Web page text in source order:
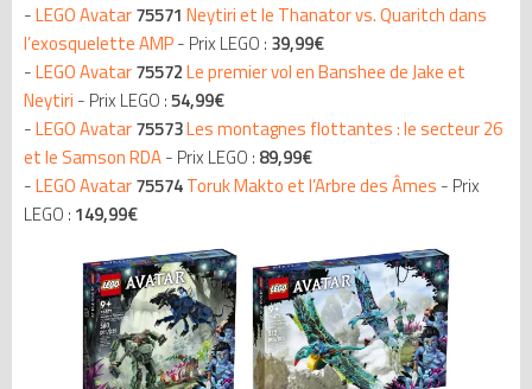
-LEGO Avatar75571 Neytiri et le Thanator vs. Quaritch dans
l’exosquelette AMP- Prix LEGO : 39,99€
-LEGO Avatar75572Le premier vol en Banshee de Jake et
Neytiri - Prix LEGO :54,99€
-LEGO Avatar75573Les montagnes flottantes : le secteur 26
et le Samson RDA- Prix LEGO : 89,99€
-LEGO Avatar75574Toruk Makto et l’Arbre des Âmes - Prix
LEGO : 149,99€